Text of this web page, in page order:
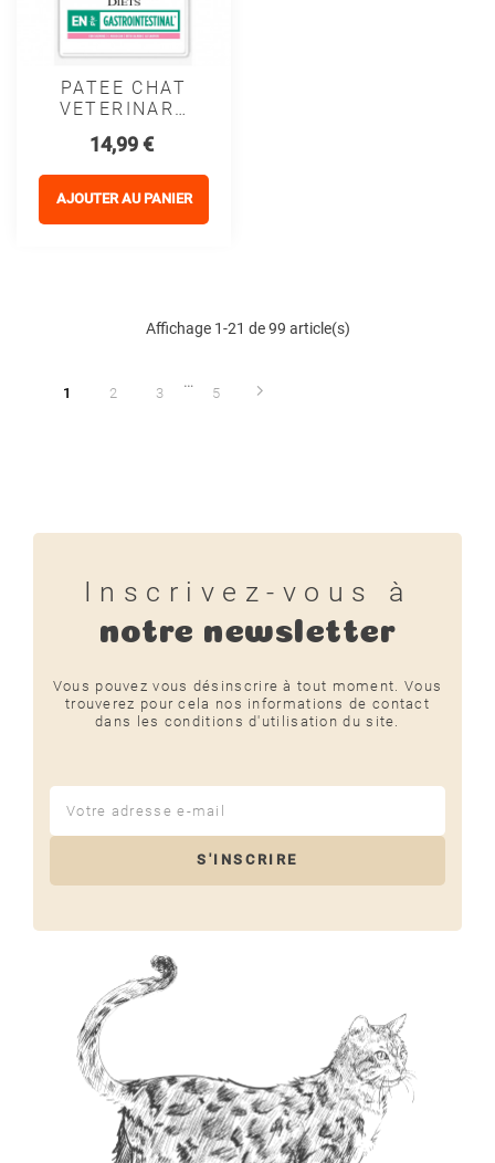
PATEE CHAT
VETERINARY
ST/OX
GASTROINTESTINAL
SAUMON
Prix
14,99 €
AJOUTER AU PANIER
Affichage 1-21 de 99 article(s)
1 2 3
…
5
Inscrivez-vous à
notre newsletter
Vous pouvez vous désinscrire à tout moment. Vous
trouverez pour cela nos informations de contact
dans les conditions d'utilisation du site.
S'INSCRIRE